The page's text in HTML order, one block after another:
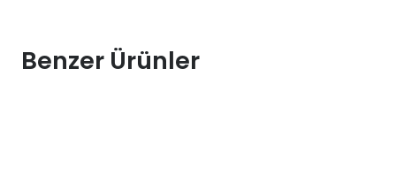
Benzer Ürünler